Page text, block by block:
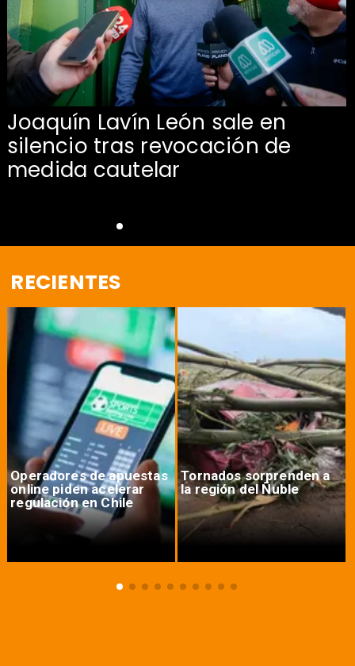
Joaquín Lavín León sale en
silencio tras revocación de
medida cautelar
RECIENTES
Operadores de apuestas
online piden acelerar
regulación en Chile
Tornados sorprenden a
la región del Ñuble